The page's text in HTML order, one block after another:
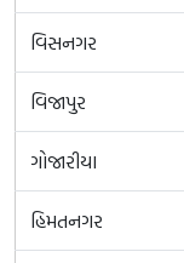
વિસનગર
વિજાપુર
ગોજારીયા
હિમતનગર